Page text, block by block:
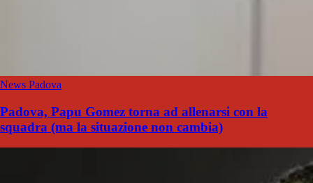
News Padova
Padova, Papu Gomez torna ad allenarsi con la
squadra (ma la situazione non cambia)